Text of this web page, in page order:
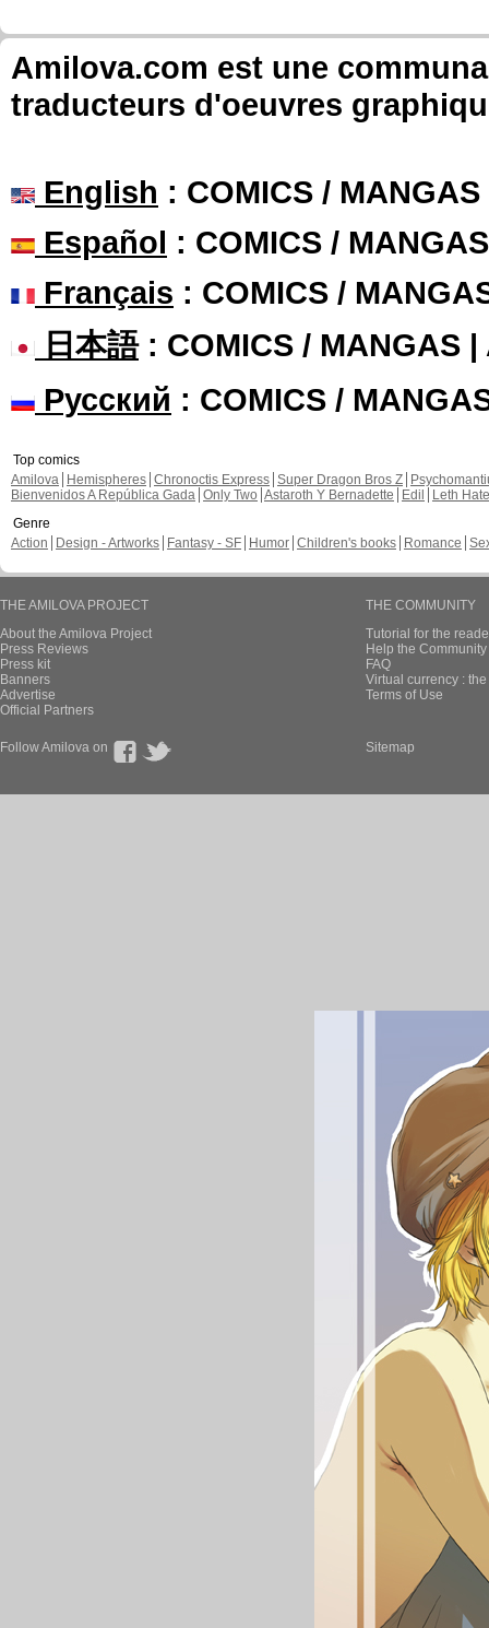
Amilova.com est une
traducteurs d'oeuvres
English : COMICS /
Español : COMICS /
Français : COMICS /
日本語: COMICS / MANGAS |
Русский : COMICS /
Top comics
Amilova
Hemispheres Chronoctis Express Super Dragon Bros Z
Bienvenidos A República Gada Only Two Astaroth Y Bernadette Edil
Leth Hate
Genre
Action
Design - Artworks Fantasy - SF Humor Children's books Romance
THE AMILOVA PROJECT
About the Amilova Project
Press Reviews
Press kit
Banners
Advertise
Official Partners
THE COMMUNITY
Tutorial for the
Help the
FAQ
Virtual currency :
Terms of Use
Follow Amilova on Sitemap